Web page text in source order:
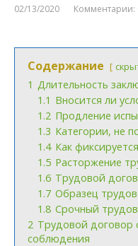
02/13/2020 Комментарии:
Содержание
1 Длительность
1.1 Вносится ли
1.2 Продление
1.3 Категории, не
1.4 Как
1.5 Расторжение
1.6 Трудовой
1.7 Образец
1.8 Срочный
2 Трудовой договор
соблюдения